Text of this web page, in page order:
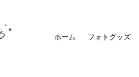
ホーム フォトグッズ